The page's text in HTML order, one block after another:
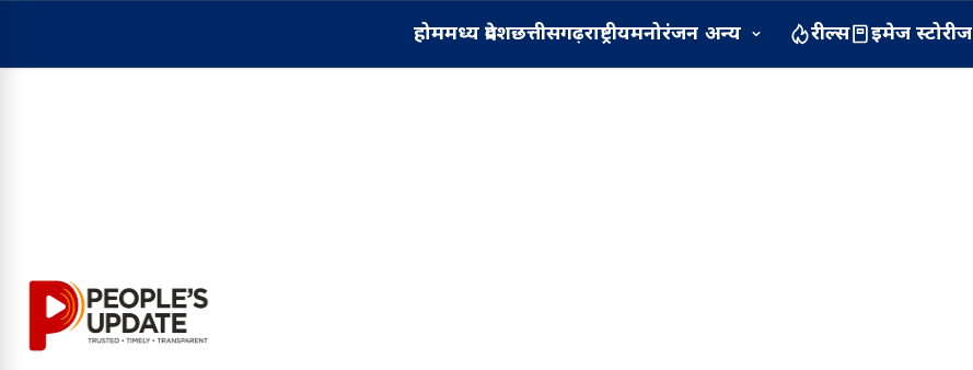
होममध्य प्रदेशछत्तीसगढ़राष्ट्रीयमनोरंजन अन्य रील्स इमेज स्टोरीज